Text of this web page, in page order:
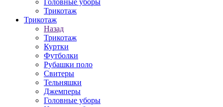
Головные уборы
Трикотаж
Трикотаж
Назад
Трикотаж
Куртки
Футболки
Рубашки поло
Свитеры
Тельняшки
Джемперы
Головные уборы